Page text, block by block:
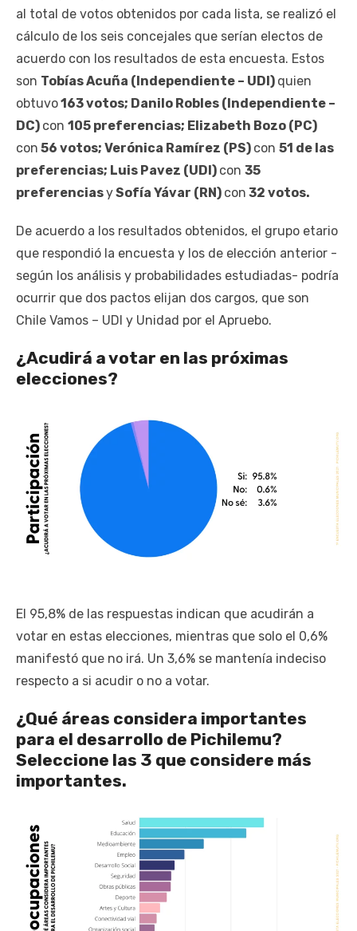
al total de votos obtenidos por cada lista, se realizó el
cálculo de los seis concejales que serían electos de
acuerdo con los resultados de esta encuesta. Estos
son Tobías Acuña (Independiente – UDI) quien
obtuvo163 votos; Danilo Robles (Independiente –
DC) con 105 preferencias; Elizabeth Bozo (PC)
con 56 votos; Verónica Ramírez (PS) con 51 de las
preferencias; Luis Pavez (UDI) con 35
preferenciasySofía Yávar (RN) con 32 votos.
De acuerdo a los resultados obtenidos, el grupo etario
que respondió la encuesta y los de elección anterior -
según los análisis y probabilidades estudiadas- podría
ocurrir que dos pactos elijan dos cargos, que son
Chile Vamos – UDI y Unidad por el Apruebo.
¿Acudirá a votar en las próximas
elecciones?
El 95,8% de las respuestas indican que acudirán a
votar en estas elecciones, mientras que solo el 0,6%
manifestó que no irá. Un 3,6% se mantenía indeciso
respecto a si acudir o no a votar.
¿Qué áreas considera importantes
para el desarrollo de Pichilemu?
Seleccione las 3 que considere más
importantes.